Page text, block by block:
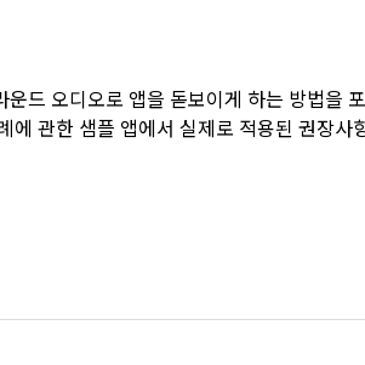
드 오디오로 앱을 돋보이게 하는 방법을
에 관한 샘플 앱에서 실제로 적용된 권장사